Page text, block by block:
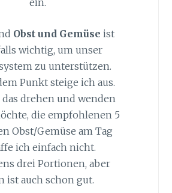
Obst und Gemüse ist
wichtig, um unser
zu unterstützen.
Punkt steige ich aus.
drehen und wenden
die empfohlenen 5
Obst/Gemüse am Tag
ich einfach nicht.
drei Portionen, aber
ist auch schon gut.